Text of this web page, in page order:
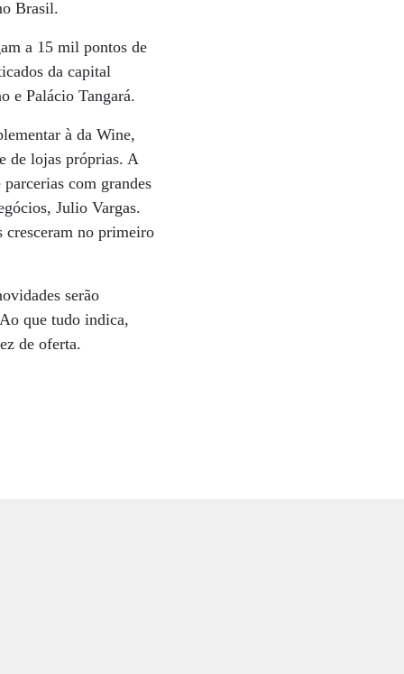
Brasil.
a 15 mil pontos de
da capital
e Palácio Tangará.
à da Wine,
de lojas próprias. A
com grandes
Julio Vargas.
cresceram no primeiro
serão
que tudo indica,
de oferta.